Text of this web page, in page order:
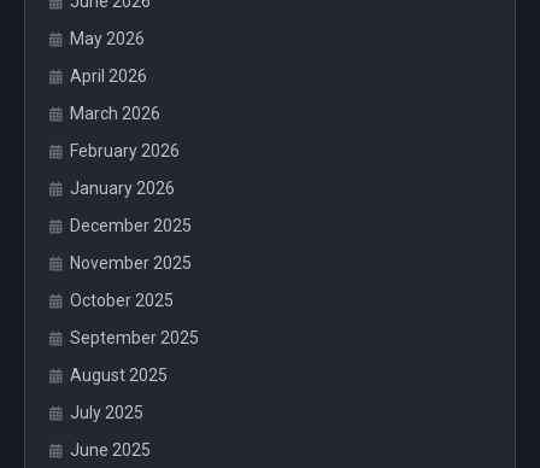
May 2026
April 2026
March 2026
February 2026
January 2026
December 2025
November 2025
October 2025
September 2025
August 2025
July 2025
June 2025